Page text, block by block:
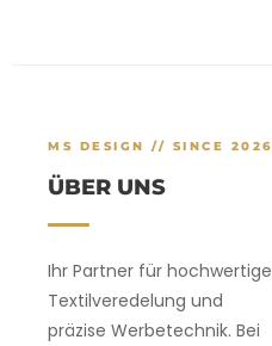
MS DESIGN // SINCE 2026
ÜBER UNS
Ihr Partner für hochwertige
Textilveredelung und
präzise Werbetechnik. Bei